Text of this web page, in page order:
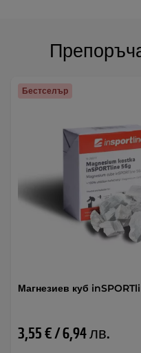
Магнезиев куб
3,55 € / 6,94 лв.
Бестселър